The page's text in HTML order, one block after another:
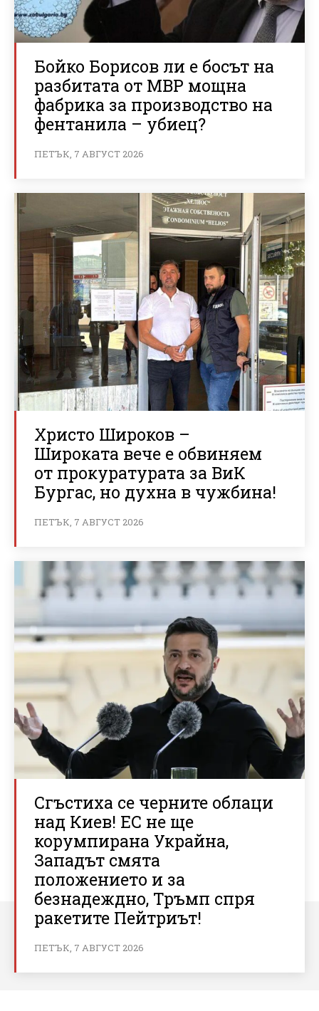
Бойко Борисов ли е босът на
разбитата от МВР мощна
фабрика за производство на
фентанила – убиец?
ПЕТЪК, 7 АВГУСТ 2026
Христо Широков –
Широката вече е обвиняем
от прокуратурата за ВиК
Бургас, но духна в чужбина!
ПЕТЪК, 7 АВГУСТ 2026
Сгъстиха се черните облаци
над Киев! ЕС не ще
корумпирана Украйна,
Западът смята
положението и за
безнадеждно, Тръмп спря
ракетите Пейтриът!
ПЕТЪК, 7 АВГУСТ 2026